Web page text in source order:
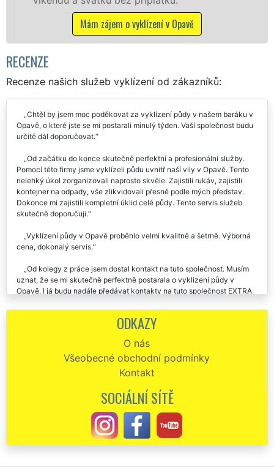
Mám zájem o vyklízení v Opavě
RECENZE
Recenze našich služeb vyklízení od zákazníků:
Chtěl by jsem moc poděkovat za vyklízení půdy v našem baráku v
Opavě, o které jste se mi postarali minulý týden. Vaší společnost budu
určitě dál doporučovat.
Od začátku do konce skutečně perfektní a profesionální služby.
Pomocí této firmy jsme vyklízeli půdu uvnitř naší vily v Opavě. Tento
nelehký úkol zorganizovali naprosto skvěle. Zajistili rukáv, zajistili
kontejner na odpady, vše zlikvidovali přesně podle mých představ.
Dokonce mi zajistili kompletní úklid celé půdy. Tento servis služeb
skutečně doporučuji.
Vyklízení půdy v Opavě proběhlo velmi kvalitně a šetrně. Výborná
cena, dokonalý servis.
Od kolegy z práce jsem dostal kontakt na tuto společnost. Musím
uznat, že se mi skutečně perfektně postarala o vyklizení půdy v
Opavě. I já budu nadále předávat kontakty na tuto společnost EXTRA
Společnost EXTRA SLUŽBY je skutečně asi nejlepší vyklízecí
vyklízení půdy v našem domě v Opavě a musím uznat, že vše
proběhlo na jedničku. Pokud budu ještě někdy potřebovat podobné
služby, rozhodně si vyberou tuto společnost.
Ve čtvrtek jste mi zajišťovali vyklízení půdy v Opavě. Chtěl by sem
Vám touto cestou poděkovat za velmi kvalitně odvedenou práci.
Určitě si nechám uložené vaše telefonní číslo a v případě potřeby vás
opět velmi rád využiju.
Naprosto perfektní splnění mé objednávky na vyklizení půdy v
ODKAZY
O nás
Všeobecné obchodní podmínky
Kontakt
SOCIÁLNÍ SÍTĚ